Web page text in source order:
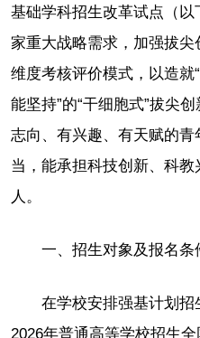
基础学科招生改革试点（以
家重大战略需求，加强拔
维度考核评价模式，以造就
能坚持”的“干细胞式”拔尖
志向、有兴趣、有天赋的
当，能承担科技创新、科
人。
一、招生对象及报名条
在学校安排强基计划
2026年普通高等学校招生